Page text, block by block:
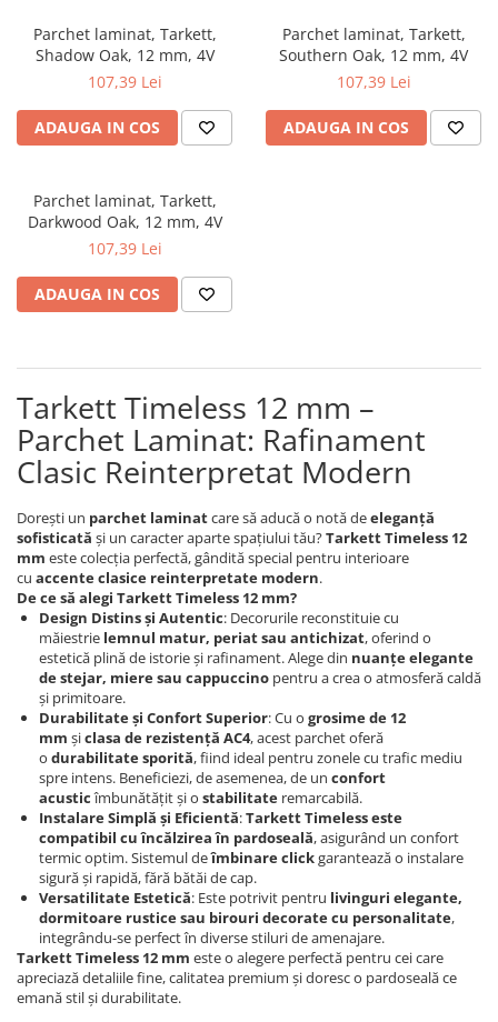
Timeless 12mm
Woodstock 8mm
Woodstock XL 10mm
Finsa - Laminat
Finfloor 12mm
Finfloor XL 10mm
Style 8mm
Kaindl - Laminat
Kronotex - Laminat
Advanced 8 mm
Amazone 10 mm
Exquisit 8 mm
Herringbone 8 mm
Mammut 12 mm
Progress 10 mm
Robusto 12 mm
Parchet laminat, Tarkett,
Shadow Oak, 12 mm, 4V
107,39 Lei
ADAUGA IN COS
Parchet laminat, Tarkett,
Southern Oak, 12 mm, 4V
107,39 Lei
ADAUGA IN COS
Parchet laminat, Tarkett,
Darkwood Oak, 12 mm, 4V
107,39 Lei
ADAUGA IN COS
Tarkett Timeless 12 mm –
Parchet Laminat: Rafinament
Clasic Reinterpretat Modern
Dorești un parchet laminatcare să aducă o notă deeleganță
sofisticată și un caracter aparte spațiului tău?Tarkett Timeless 12
mm este colecția perfectă, gândită special pentru interioare
cu accente clasice reinterpretate modern.
De ce să alegi Tarkett Timeless 12 mm?
Design Distins și Autentic: Decorurile reconstituie cu
măiestrie lemnul matur, periat sau antichizat, oferind o
estetică plină de istorie și rafinament. Alege din nuanțe elegante
de stejar, miere sau cappuccino pentru a crea o atmosferă caldă
și primitoare.
Durabilitate și Confort Superior: Cu o grosime de 12
mm șiclasa de rezistență AC4, acest parchet oferă
o durabilitate sporită, fiind ideal pentru zonele cu trafic mediu
spre intens. Beneficiezi, de asemenea, de un confort
acusticîmbunătățit și o stabilitate remarcabilă.
Instalare Simplă și Eficientă:Tarkett Timeless este
compatibil cu încălzirea în pardoseală, asigurând un confort
termic optim. Sistemul deîmbinare clickgarantează o instalare
sigură și rapidă, fără bătăi de cap.
Versatilitate Estetică: Este potrivit pentru livinguri elegante,
dormitoare rustice sau birouri decorate cu personalitate,
integrându-se perfect în diverse stiluri de amenajare.
Tarkett Timeless 12 mm este o alegere perfectă pentru cei care
apreciază detaliile fine, calitatea premium și doresc o pardoseală ce
emană stil și durabilitate.